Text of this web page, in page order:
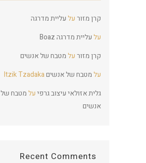
קרן מזורעלעליית מדרגה
Boaz
עלעליית מדרגה
קרן מזורעלמטבח של אנשים
Itzik Tzadaka
עלמטבח של אנשים
גלית אזולאי עיצוב גרפיעלמטבח של
אנשים
Recent Comments